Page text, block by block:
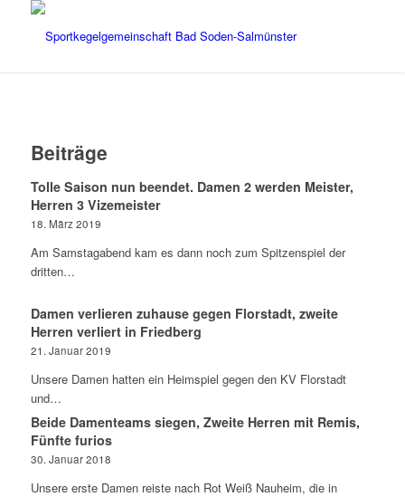
Beiträge
Tolle Saison nun beendet. Damen 2 werden Meister,
Herren 3 Vizemeister
18. März 2019
Am Samstagabend kam es dann noch zum Spitzenspiel der
dritten…
Damen verlieren zuhause gegen Florstadt, zweite
Herren verliert in Friedberg
21. Januar 2019
Unsere Damen hatten ein Heimspiel gegen den KV Florstadt
und…
Beide Damenteams siegen, Zweite Herren mit Remis,
Fünfte furios
30. Januar 2018
Unsere erste Damen reiste nach Rot Weiß Nauheim, die in